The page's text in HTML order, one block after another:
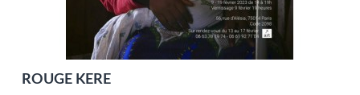
ROUGE KERE